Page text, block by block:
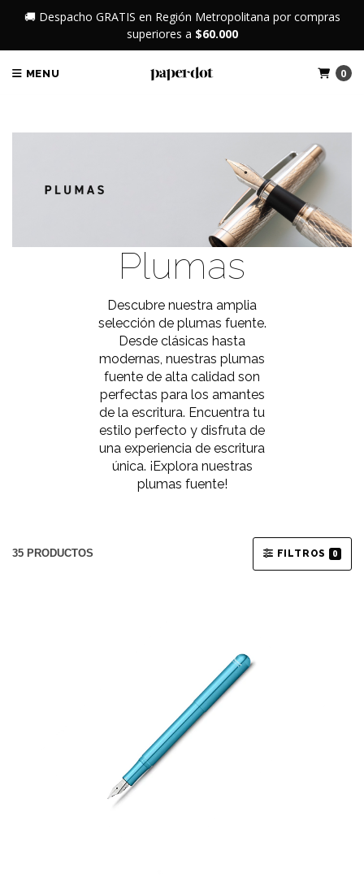
🚚 Despacho GRATIS en Región Metropolitana por compras
superiores a $60.000
MENU 0
Plumas
Descubre nuestra amplia
selección de plumas fuente.
Desde clásicas hasta
modernas, nuestras plumas
fuente de alta calidad son
perfectas para los amantes
de la escritura. Encuentra tu
estilo perfecto y disfruta de
una experiencia de escritura
única. ¡Explora nuestras
plumas fuente!
35 PRODUCTOS FILTROS 0